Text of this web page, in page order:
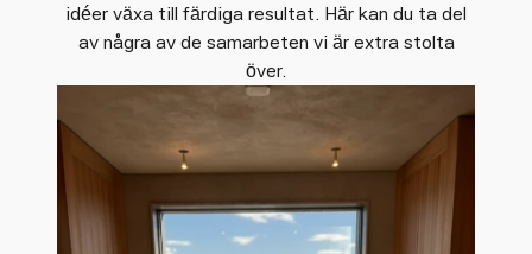
idéer växa till färdiga resultat. Här kan du ta del
av några av de samarbeten vi är extra stolta
över.